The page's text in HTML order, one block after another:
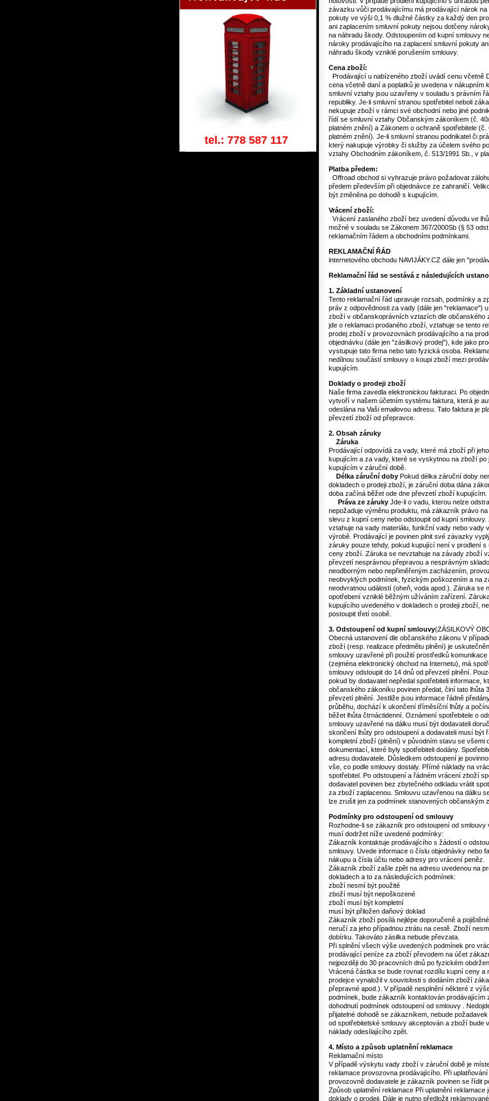
tel.: 778 587 117
závazku vůči prodávajícímu má prodávající nárok na
pokuty ve výši 0,1 % dlužné částky za každý den
ani zaplacením smluvní pokuty nejsou dotčeny
na náhradu škody. Odstoupením od kupní smlouvy
nároky prodávajícího na zaplacení smluvní pokuty
náhradu škody vzniklé porušením smlouvy.
Cena zboží:
Prodávající u nabízeného zboží uvádí cenu včetně
cena včetně daní a poplatků je uvedena v nákupním
smluvní vztahy jsou uzavřeny v souladu s právním
republiky. Je-li smluvní stranou spotřebitel neboli
nekupuje zboží v rámci své obchodní nebo jiné
řídí se smluvní vztahy Občanským zákoníkem (č.
platném znění) a Zákonem o ochraně spotřebitele (č.
platném znění). Je-li smluvní stranou podnikatel či
který nakupuje výrobky či služby za účelem svého
vztahy Obchodním zákoníkem, č. 513/1991 Sb., v
Platba předem:
Offroad obchod si vyhrazuje právo požadovat
předem především při objednávce ze zahraničí.
být změněna po dohodě s kupujícím.
Vrácení zboží:
Vrácení zaslaného zboží bez uvedení důvodu ve
možné v souladu se Zákonem 367/2000Sb (§ 53
reklamačním řádem a obchodními podmínkami.
REKLAMAČNÍ ŘÁD
internetového obchodu NAVIJÁKY.CZ dále jen
Reklamační řád se sestává z následujících
1. Základní ustanovení
Tento reklamační řád upravuje rozsah, podmínky a
práv z odpovědnosti za vady (dále jen "reklamace")
zboží v občanskoprávních vztazích dle občanského
jde o reklamaci prodaného zboží, vztahuje se tento
prodej zboží v provozovnách prodávajícího a na
objednávku (dále jen "zásilkový prodej"), kde jako
vystupuje tato firma nebo tato fyzická osoba.
nedílnou součástí smlouvy o koupi zboží mezi
kupujícím.
Doklady o prodeji zboží
Naše firma zavedla elektronickou fakturaci. Po
vytvoří v našem účetním systému faktura, která je
odeslána na Vaši emailovou adresu. Tato faktura je
převzetí zboží od přepravce.
2. Obsah záruky
Záruka
Prodávající odpovídá za vady, které má zboží při
kupujícím a za vady, které se vyskytnou na zboží po
kupujícím v záruční době.
Délka záruční doby Pokud délka záruční doby
dokladech o prodeji zboží, je záruční doba dána
doba začíná běžet ode dne převzetí zboží kupujícím.
Práva ze záruky Jde-li o vadu, kterou nelze
nepožaduje výměnu produktu, má zákazník právo
slevu z kupní ceny nebo odstoupit od kupní smlouvy.
vztahuje na vady materiálu, funkční vady nebo vady
výrobě. Prodávající je povinen plnit své závazky
záruky pouze tehdy, pokud kupující není v prodlení s
ceny zboží. Záruka se nevztahuje na závady zboží
převzetí nesprávnou přepravou a nesprávným
neodborným nebo nepřiměřeným zacházením,
neobvyklých podmínek, fyzickým poškozením a na
neodvratnou událostí (oheň, voda apod.). Záruka se
opotřebení vzniklé běžným užíváním zařízení.
kupujícího uvedeného v dokladech o prodeji zboží,
postoupit třetí osobě.
3. Odstoupení od kupní smlouvy(ZÁSILKOVÝ
Obecná ustanovení dle občanského zákonu V
zboží (resp. realizace předmětu plnění) je
smlouvy uzavřené při použití prostředků komunikace
(zejména elektronický obchod na Internetu), má
smlouvy odstoupit do 14 dnů od převzetí plnění.
pokud by dodavatel nepředal spotřebiteli informace,
občanského zákoníku povinen předat, činí tato lhůta
převzetí plnění. Jestliže jsou informace řádně
průběhu, dochází k ukončení tříměsíční lhůty a
běžet lhůta čtrnáctidenní. Oznámení spotřebitele o
smlouvy uzavřené na dálku musí být dodavateli
skončení lhůty pro odstoupení a dodavateli musí být
kompletní zboží (plnění) v původním stavu se všemi
dokumentací, které byly spotřebiteli dodány.
adresu dodavatele. Důsledkem odstoupení je
vše, co podle smlouvy dostaly. Přímé náklady na
spotřebitel. Po odstoupení a řádném vrácení zboží
dodavatel povinen bez zbytečného odkladu vrátit
za zboží zaplacenou. Smlouvu uzavřenou na dálku
lze zrušit jen za podmínek stanovených občanským
Podmínky pro odstoupení od smlouvy
Rozhodne-li se zákazník pro odstoupení od smlouvy
musí dodržet níže uvedené podmínky:
Zákazník kontaktuje prodávajícího s žádostí o
smlouvy. Uvede informace o číslu objednávky nebo
nákupu a čísla účtu nebo adresy pro vrácení peněz.
Zákazník zboží zašle zpět na adresu uvedenou na
dokladech a to za následujících podmínek:
zboží nesmí být použité
zboží musí být nepoškozené
zboží musí být kompletní
musí být přiložen daňový doklad
Zákazník zboží posílá nejlépe doporučeně a
neručí za jeho případnou ztrátu na cestě. Zboží
dobírku. Takováto zásilka nebude převzata.
Při splnění všech výše uvedených podmínek pro
prodávající peníze za zboží převodem na účet
nejpozději do 30 pracovních dnů po fyzickém
Vrácená částka se bude rovnat rozdílu kupní ceny a
prodejce vynaložil v souvislosti s dodáním zboží
přepravné apod.). V případě nesplnění některé z
podmínek, bude zákazník kontaktován prodávajícím
dohodnutí podmínek odstoupení od smlouvy .
přijatelné dohodě se zákazníkem, nebude
od spotřebitelské smlouvy akceptován a zboží bude
náklady odesílajícího zpět.
4. Místo a způsob uplatnění reklamace
Reklamační místo
V případě výskytu vady zboží v záruční době je
reklamace provozovna prodávajícího. Při
provozovně dodavatele je zákazník povinen se řídit
Způsob uplatnění reklamace Při uplatnění reklamace
doklady o prodeji. Dále je nutno předložit